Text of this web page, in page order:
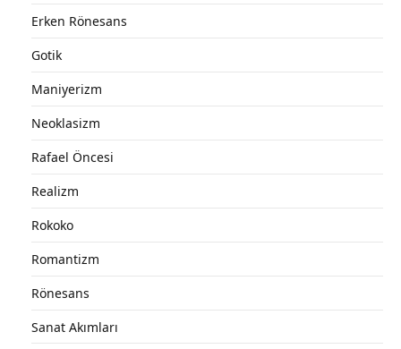
Erken Rönesans
Gotik
Maniyerizm
Neoklasizm
Rafael Öncesi
Realizm
Rokoko
Romantizm
Rönesans
Sanat Akımları